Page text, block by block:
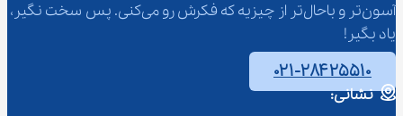
آسون‌تر و باحال‌تر از چیزیه که فکرش رو می‌کنی. پس سخت نگیر،
یاد بگیر!
۰۲۱-۲۸۴۲۵۵۱۰
نشانی: